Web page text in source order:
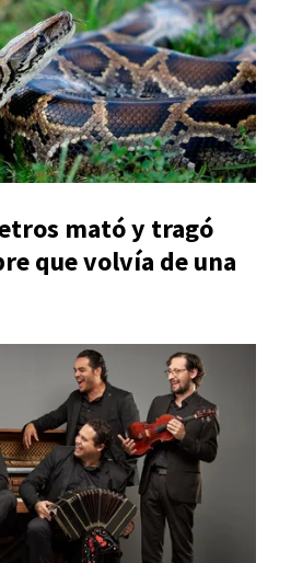
mató y tragó
que volvía de una